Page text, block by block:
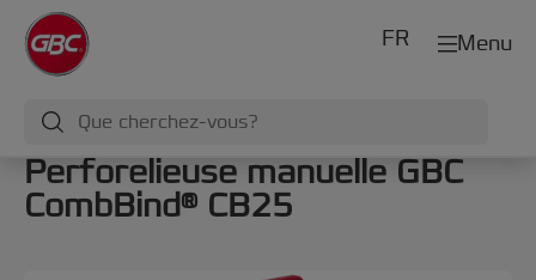
Menu
FR
Perforelieuse manuelle GBC
CombBind® CB25